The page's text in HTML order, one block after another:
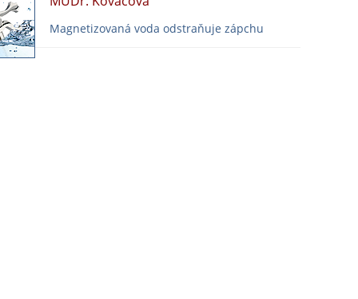
Magnetizovaná voda odstraňuje zápchu